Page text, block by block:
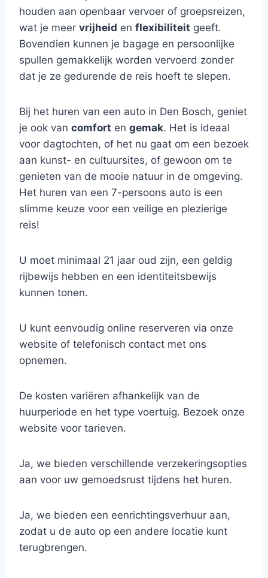
houden aan openbaar vervoer of groepsreizen,
wat je meer vrijheid en flexibiliteit geeft.
Bovendien kunnen je bagage en persoonlijke
spullen gemakkelijk worden vervoerd zonder
dat je ze gedurende de reis hoeft te slepen.
Bij het huren van een auto in Den Bosch, geniet
je ook van comfort en gemak. Het is ideaal
voor dagtochten, of het nu gaat om een bezoek
aan kunst- en cultuursites, of gewoon om te
genieten van de mooie natuur in de omgeving.
Het huren van een 7-persoons auto is een
slimme keuze voor een veilige en plezierige
reis!
U moet minimaal 21 jaar oud zijn, een geldig
rijbewijs hebben en een identiteitsbewijs
kunnen tonen.
U kunt eenvoudig online reserveren via onze
website of telefonisch contact met ons
opnemen.
De kosten variëren afhankelijk van de
huurperiode en het type voertuig. Bezoek onze
website voor tarieven.
Ja, we bieden verschillende verzekeringsopties
aan voor uw gemoedsrust tijdens het huren.
Ja, we bieden een eenrichtingsverhuur aan,
zodat u de auto op een andere locatie kunt
terugbrengen.